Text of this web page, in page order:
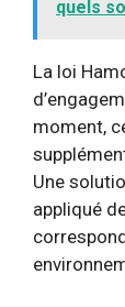
quels
La loi
moment,
Une
appliqué